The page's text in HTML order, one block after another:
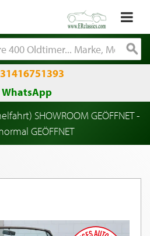
WhatsApp
SHOWROOM GEÖFFNET -
GEÖFFNET